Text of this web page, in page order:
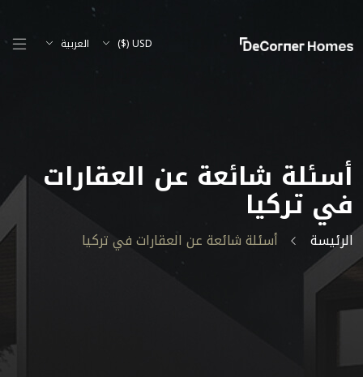
USD ($) العربية
أسئلة شائعة عن العقارات
في تركيا
الرئيسة أسئلة شائعة عن العقارات في تركيا